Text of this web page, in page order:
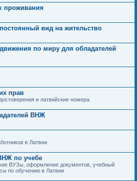
проживания
вид на жительство
по миру для обладателей
прав
и латвийские номера.
ВНЖ
в Латвии
по учебе
ВУЗы, оформление документов, учебный
по обучению в Латвии